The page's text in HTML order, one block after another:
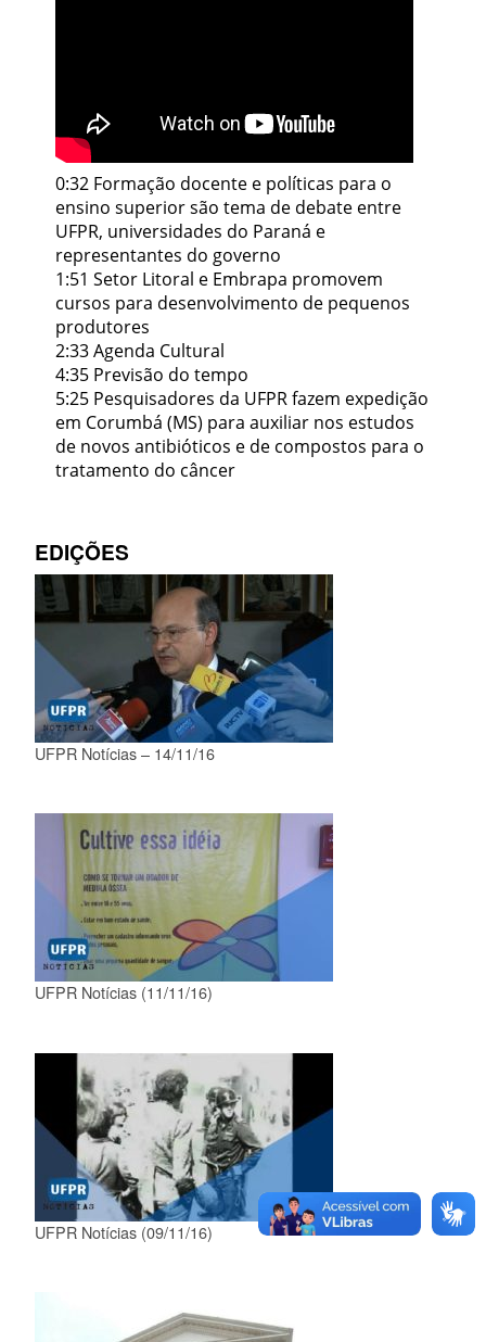
0:32 Formação docente e políticas para o
ensino superior são tema de debate entre
UFPR, universidades do Paraná e
representantes do governo
1:51 Setor Litoral e Embrapa promovem
cursos para desenvolvimento de pequenos
produtores
2:33 Agenda Cultural
4:35 Previsão do tempo
5:25 Pesquisadores da UFPR fazem expedição
em Corumbá (MS) para auxiliar nos estudos
de novos antibióticos e de compostos para o
tratamento do câncer
EDIÇÕES
UFPR Notícias – 14/11/16
UFPR Notícias (11/11/16)
UFPR Notícias (09/11/16)